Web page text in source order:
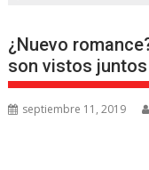
¿Nuevo
son vistos juntos
septiembre 11, 2019